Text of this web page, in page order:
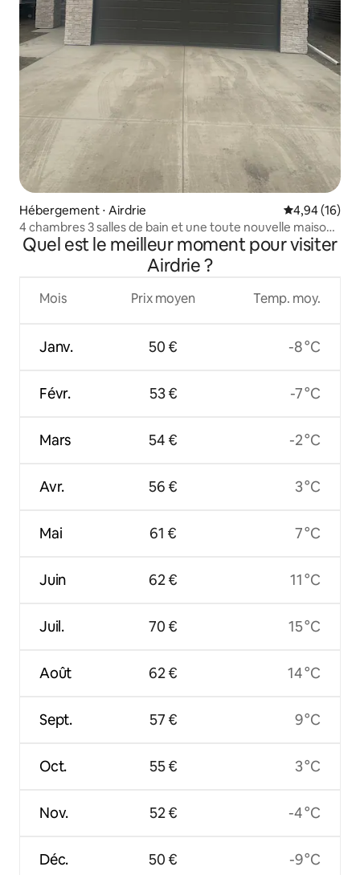
Hébergement ⋅ Airdrie Évaluation
4,94 (16)
4 chambres 3 salles de bain et une toute nouvelle maison
pour la famille
Quel est le meilleur moment pour visiter
Airdrie ?
Mois
Janv.
Févr.
Mars
Avr.
Mai
Juin
Juil.
Août
Sept.
Oct.
Nov.
Déc.
Prix moyen
50 €
53 €
54 €
56 €
61 €
62 €
70 €
62 €
57 €
55 €
52 €
50 €
Temp. moy.
-8 °C
-7 °C
-2 °C
3 °C
7 °C
11 °C
15 °C
14 °C
9 °C
3 °C
-4 °C
-9 °C